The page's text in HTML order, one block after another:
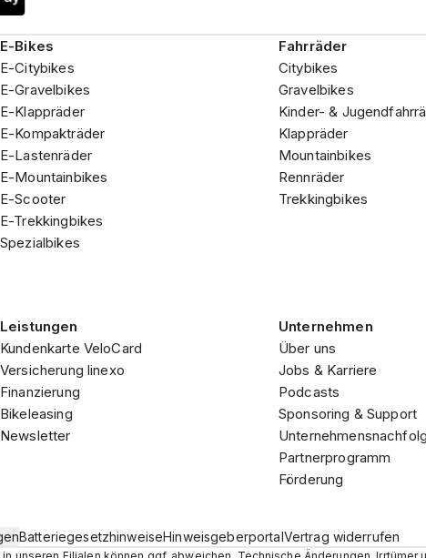
E-Bikes
E-Citybikes
E-Gravelbikes
E-Klappräder
E-Kompakträder
E-Lastenräder
E-Mountainbikes
E-Scooter
E-Trekkingbikes
Spezialbikes
Fahrräder
Citybikes
Gravelbikes
Kinder- &
Klappräder
Mountainbikes
Rennräder
Trekkingbikes
Leistungen
Kundenkarte VeloCard
Versicherung linexo
Finanzierung
Bikeleasing
Newsletter
Unternehmen
Über uns
Jobs & Karriere
Podcasts
Sponsoring & Support
Partnerprogramm
Förderung
BatteriegesetzhinweiseHinweisgeberportalVertrag widerrufen
unseren Filialen können ggf. abweichen. Technische Änderungen, Irrtümer